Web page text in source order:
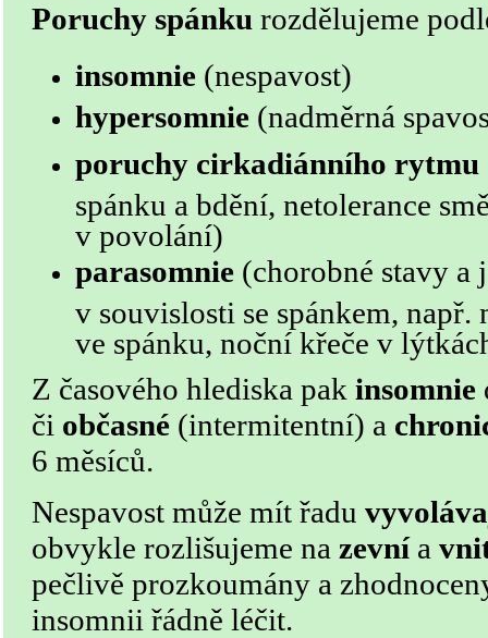
Poruchy spánku rozdělujeme
insomnie (nespavost)
hypersomnie (nadměrná
poruchy cirkadiánního rytmu
spánku a bdění, netolerance
v povolání)
parasomnie (chorobné stavy
v souvislosti se spánkem,
ve spánku, noční křeče v
Z časového hlediska pak insomnie
či občasné (intermitentní) a
6 měsíců.
Nespavost může mít řadu
obvykle rozlišujeme na zevnía
pečlivě prozkoumány a
insomnii řádně léčit.